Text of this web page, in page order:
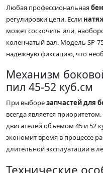
Любая профессиональная
регулировки цепи. Если
может соскочить или,
коленчатый вал. Модель SP-
надежную фиксацию, что
Механизм
пил 45-52 куб.см
При выборезапчастей для
всегда является
двигателей объемом 45 и 52
экономит время в процессе
длительной эксплуатации в